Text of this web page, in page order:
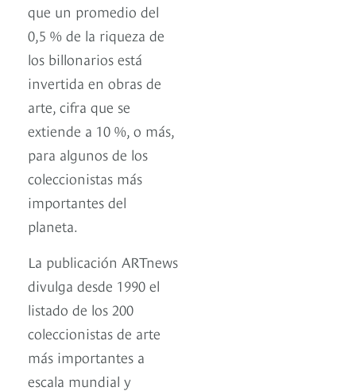
que un promedio del
0,5 % de la riqueza de
los billonarios está
invertida en obras de
arte, cifra que se
extiende a 10 %, o más,
para algunos de los
coleccionistas más
importantes del
planeta.
La publicación ARTnews
divulga desde 1990 el
listado de los 200
coleccionistas de arte
más importantes a
escala mundial y